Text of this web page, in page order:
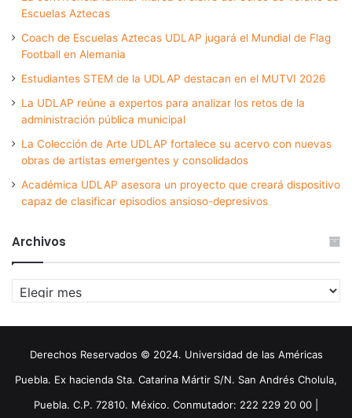
Escuelas Aztecas
Coach de Escuelas Aztecas UDLAP jugará el Mundial de Flag
Football en Alemania
Estudiantes STEM de la UDLAP destacan en el MUTVI 2026
La UDLAP reúne a expertos para analizar los retos de la
administración pública municipal
La Colección de Arte UDLAP fortalece su acervo con nuevas
obras de artistas emergentes y consolidados
Académica UDLAP asesora un proyecto que creará dispositivo
capaz de clasificar episodios ansioso-depresivos
Archivos
Archivos
Derechos Reservados © 2024. Universidad de las Américas
Puebla. Ex hacienda Sta. Catarina Mártir S/N. San Andrés Cholula,
Puebla. C.P. 72810. México. Conmutador: 222 229 20 00 |